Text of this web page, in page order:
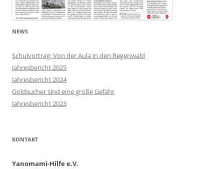
NEWS
Schulvortrag: Von der Aula in den Regenwald
Jahresbericht 2025
Jahresbericht 2024
Goldsucher sind eine große Gefahr
Jahresbericht 2023
KONTAKT
Yanomami-Hilfe e.V.